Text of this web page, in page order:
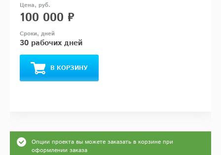
100 000 ₽
30 рабочих дней
В КОРЗИНУ
Опции проекта вы можете заказать в корзине при
оформлении заказа